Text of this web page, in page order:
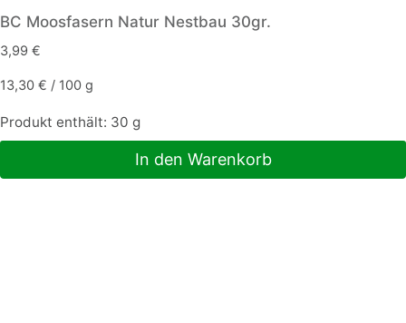
BC Moosfasern Natur Nestbau 30gr.
3,99 €
13,30 € / 100 g
Produkt enthält: 30 g
In den Warenkorb